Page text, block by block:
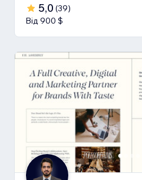
5,0 (39)
Від 900 $